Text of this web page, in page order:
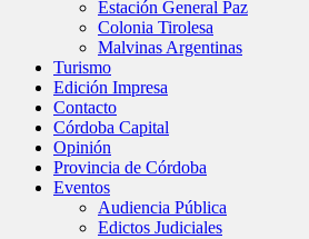
Estación General Paz
Colonia Tirolesa
Malvinas Argentinas
Turismo
Edición Impresa
Contacto
Córdoba Capital
Opinión
Provincia de Córdoba
Eventos
Audiencia Pública
Edictos Judiciales